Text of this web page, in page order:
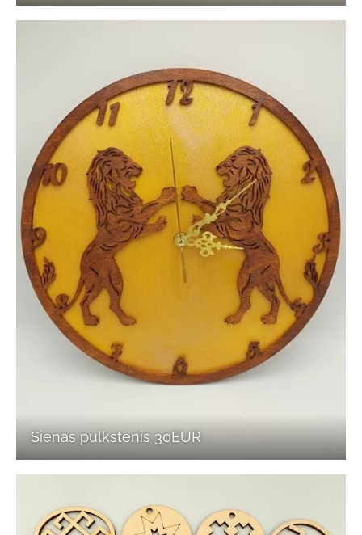
Sienas pulkstenis 30EUR